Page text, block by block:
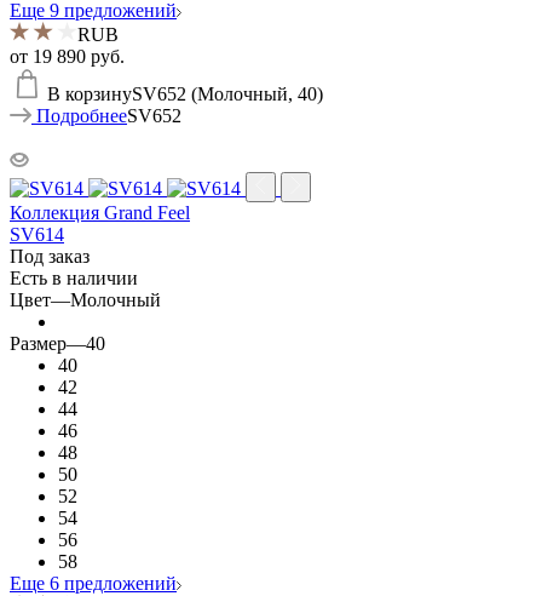
Еще 9 предложений
RUB
от 19 890 руб.
В корзинуSV652 (Молочный, 40)
ПодробнееSV652
Коллекция Grand Feel
SV614
Под заказ
Есть в наличии
Цвет—Молочный
Размер—40
40
42
44
46
48
50
52
54
56
58
Еще 6 предложений